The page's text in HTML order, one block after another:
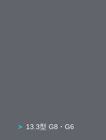
13.3型 G8・G6